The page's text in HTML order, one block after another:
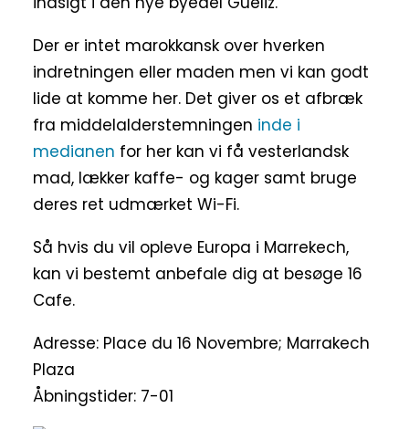
Der er intet marokkansk over hverken
indretningen eller maden men vi kan godt
lide at komme her. Det giver os et afbræk
fra middelalderstemningen inde i
medianen for her kan vi få vesterlandsk
mad, lækker kaffe- og kager samt bruge
deres ret udmærket Wi-Fi.
Så hvis du vil opleve Europa i Marrekech,
kan vi bestemt anbefale dig at besøge 16
Cafe.
Adresse: Place du 16 Novembre; Marrakech
Plaza
Åbningstider: 7-01